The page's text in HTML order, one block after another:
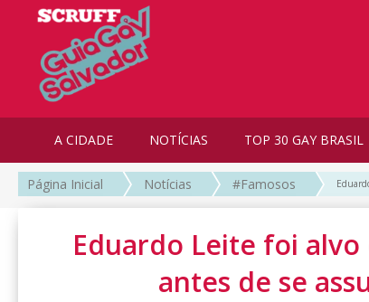
A CIDADE NOTÍCIAS TOP 30 GAY BRASIL
Página Inicial Notícias #Famosos
Eduardo Leite foi
antes de se